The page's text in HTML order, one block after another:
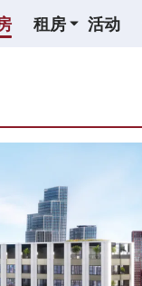
租房 活动